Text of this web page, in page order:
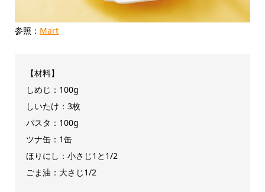
参照： Mart
【材料】
しめじ：100g
しいたけ：3枚
パスタ：100g
ツナ缶：1缶
ほりにし：小さじ1と1/2
ごま油：大さじ1/2